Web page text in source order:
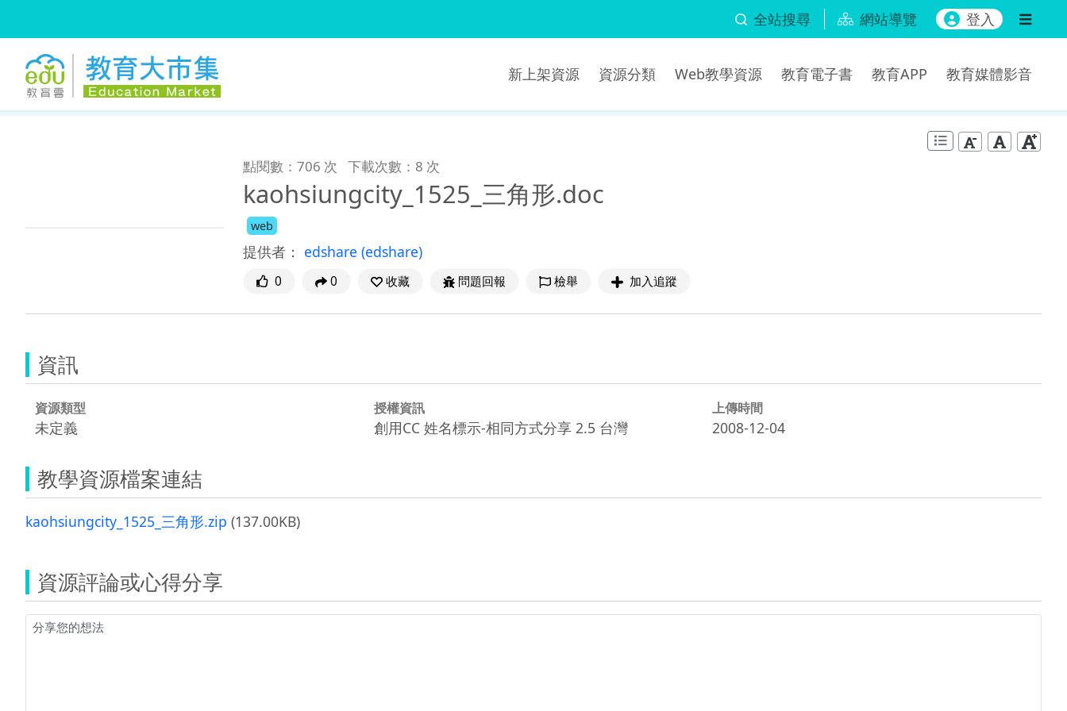
全站搜尋 網站導覽 登入
新上架資源 資源分類 Web教學資源 教育電子書 教育APP 教育媒體影音
點閱數：706 次 下載次數：8 次
kaohsiungcity_1525_三角形.doc
web
提供者： edshare (edshare)
0 0 收藏 問題回報 檢舉 加入追蹤
資訊
資源類型
未定義
授權資訊
創用CC 姓名標示-相同方式分享 2.5 台灣
上傳時間
2008-12-04
教學資源檔案連結
kaohsiungcity_1525_三角形.zip (137.00KB)
資源評論或心得分享